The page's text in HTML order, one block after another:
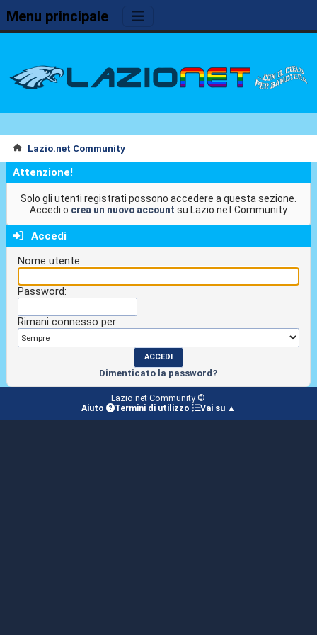
Menu principale
Lazio.net Community
Attenzione!
Solo gli utenti registrati possono accedere a questa sezione.
Accedi o crea un nuovo account su Lazio.net Community
Accedi
Nome utente:
Password:
Rimani connesso per :
Dimenticato la password?
Lazio.net Community ©
Aiuto
Termini di utilizzo Vai su ▲